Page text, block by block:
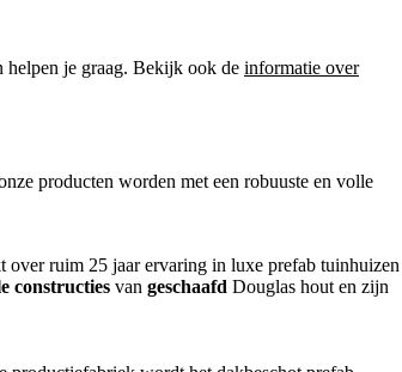
helpen je graag. Bekijk ook de informatie over
producten worden met een robuuste en volle
over ruim 25 jaar ervaring in luxe prefab tuinhuizen
constructies van geschaafd Douglas hout en zijn